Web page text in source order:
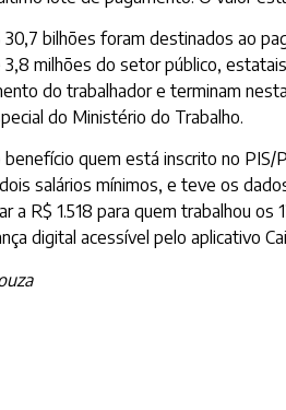
bilhões foram destinados ao
3,8 milhões do setor público,
do trabalhador e terminam
do Ministério do Trabalho.
quem está inscrito no
salários mínimos, e teve os
a R$ 1.518 para quem trabalhou
digital acessível pelo aplicativo